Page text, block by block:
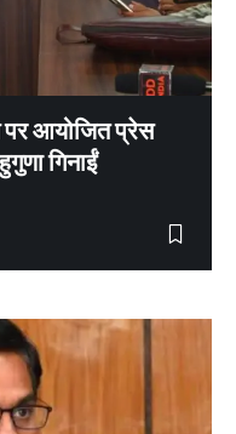
पर आयोजित प्रेस
गिनाईं